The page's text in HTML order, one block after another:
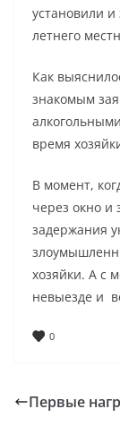
установили
летнего
Как
знакомым
время
В момент,
через окно и
задержания
хозяйки. А с
невыезде и
0
Первые